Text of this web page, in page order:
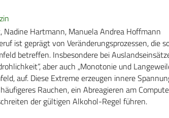
Nadine Hartmann, Manuela Andrea Hoffmann
ist geprägt von Veränderungsprozessen, die
betreffen. Insbesondere bei
aber auch „Monotonie und
auf. Diese Extreme erzeugen innere
Rauchen, ein Abreagieren am
der gültigen Alkohol-Regel führen.